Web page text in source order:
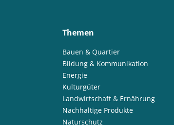
Themen
Bauen & Quartier
Bildung & Kommunikation
Energie
Kulturgüter
Landwirtschaft & Ernährung
Nachhaltige Produkte
Naturschutz